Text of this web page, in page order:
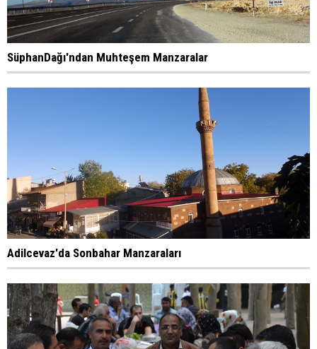
SüphanDağı'ndan Muhteşem Manzaralar
Adilcevaz'da Sonbahar Manzaraları